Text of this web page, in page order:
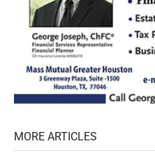
MORE ARTICLES